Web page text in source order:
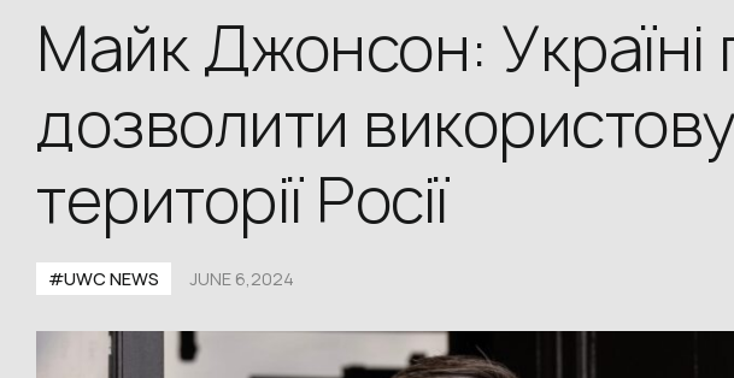
Майк Джонсон: Україні
дозволити
території Росії
#UWС NEWS JUNE 6,2024